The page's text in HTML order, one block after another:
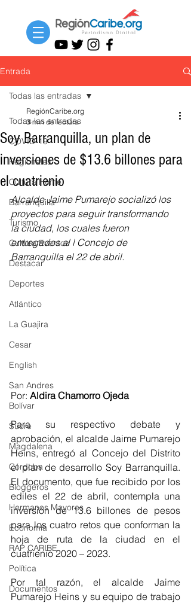
Entrada
Todas las entradas
COVID-19
Regionales
Cultura Home
Barranquilla
Turismo
Cultura Eventos
Destacar
Deportes
Atlántico
La Guajira
Cesar
English
San Andres
Bolívar
Sucre
Magdalena
Córdoba
Bloggeros
Hermanos Mayores
Economía
RAP CARIBE
Política
Documentos
Todas las entradas
Soy Barranquilla, un plan de
inversiones de $13.6 billones para
el cuatrienio
RegiónCaribe.org
3 min de lectura
Alcalde Jaime Pumarejo socializó los
proyectos para seguir transformando
la ciudad, los cuales fueron
entregados al l Concejo de
Barranquilla el 22 de abril.
Por: Aldira Chamorro Ojeda
Para su respectivo debate y
aprobación, el alcalde Jaime Pumarejo
Heins, entregó al Concejo del Distrito
el plan de desarrollo Soy Barranquilla.
El documento, que fue recibido por los
ediles el 22 de abril, contempla una
inversión de 13.6 billones de pesos
para los cuatro retos que conforman la
hoja de ruta de la ciudad en el
cuatrienio 2020 – 2023.
Por tal razón, el alcalde Jaime
Pumarejo Heins y su equipo de trabajo